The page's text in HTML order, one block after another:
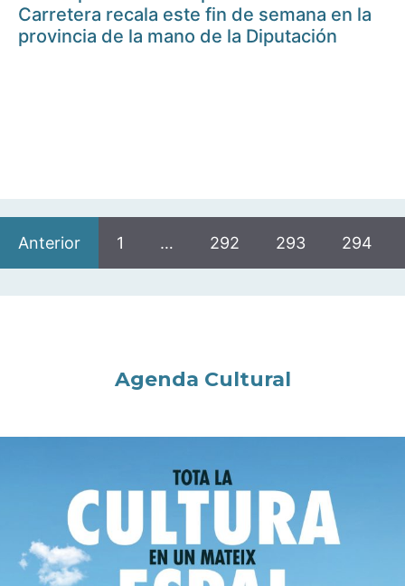
Carretera recala este fin de semana en la
provincia de la mano de la Diputación
Anterior 1 … 292 293 294
Agenda Cultural